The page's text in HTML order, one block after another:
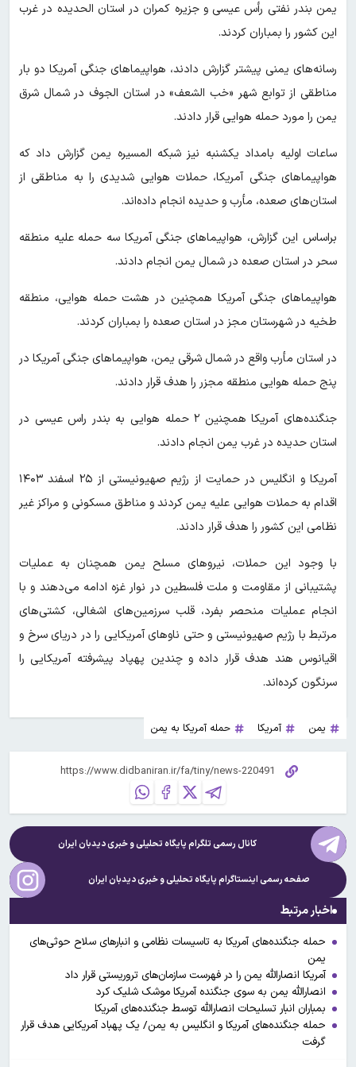
یمن بندر نفتی رأس عیسی و جزیره کمران در استان الحدیده در غرب
این کشور را بمباران کردند.
رسانه‌های یمنی پیشتر گزارش دادند، هواپیماهای جنگی آمریکا دو بار
مناطقی از توابع شهر «خب الشعف» در استان الجوف در شمال شرق
یمن را مورد حمله هوایی قرار دادند.
ساعات اولیه بامداد یکشنبه نیز شبکه المسیره یمن گزارش داد که
هواپیماهای جنگی آمریکا، حملات هوایی شدیدی را به مناطقی از
استان‌های صعده، مأرب و حدیده انجام داده‌اند.
براساس این گزارش، هواپیماهای جنگی آمریکا سه حمله علیه منطقه
سحر در استان صعده در شمال یمن انجام دادند.
هواپیماهای جنگی آمریکا همچنین در هشت حمله هوایی، منطقه
طخیه در شهرستان مجز در استان صعده را بمباران کردند.
در استان مأرب واقع در شمال شرقی یمن، هواپیماهای جنگی آمریکا در
پنج حمله هوایی منطقه مجزر را هدف قرار دادند.
جنگنده‌های آمریکا همچنین ۲ حمله هوایی به بندر راس عیسی در
استان حدیده در غرب یمن انجام دادند.
آمریکا و انگلیس در حمایت از رژیم صهیونیستی از ۲۵ اسفند ۱۴۰۳
اقدام به حملات هوایی علیه یمن کردند و مناطق مسکونی و مراکز غیر
نظامی این کشور را هدف قرار دادند.
با وجود این حملات، نیروهای مسلح یمن همچنان به عملیات
پشتیبانی از مقاومت و ملت فلسطین در نوار غزه ادامه می‌دهند و با
انجام عملیات منحصر بفرد، قلب سرزمین‌های اشغالی، کشتی‌های
مرتبط با رژیم صهیونیستی و حتی ناوهای آمریکایی را در دریای سرخ و
اقیانوس هند هدف قرار داده و چندین پهپاد پیشرفته آمریکایی را
سرنگون کرده‌اند.
یمن آمریکا حمله آمریکا به یمن
کانال رسمی تلگرام پایگاه تحلیلی و خبریدیدبان ایران
صفحه رسمی اینستاگرام پایگاه تحلیلی و خبریدیدبان ایران
اخبار مرتبط
حمله جنگنده‌های آمریکا به تاسیسات نظامی و انبار‌های سلاح حوثی‌های
یمن
آمریکا انصارالله یمن را در فهرست سازمان‌های تروریستی قرار داد
انصارالله یمن به سوی جنگنده آمریکا موشک شلیک کرد
بمباران انبار تسلیحات انصارالله توسط جنگنده‌های آمریکا
حمله جنگنده‌های آمریکا و انگلیس به یمن/ یک پهباد آمریکایی هدف قرار
گرفت